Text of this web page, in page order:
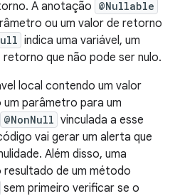
A anotação @Nullable
ou um valor de retorno
indica uma variável, um
que não pode ser nulo.
local contendo um valor
parâmetro para um
@NonNull vinculada a esse
vai gerar um alerta que
Além disso, uma
de um método
sem primeiro verificar se o